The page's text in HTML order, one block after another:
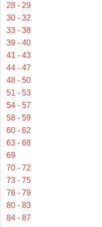
28 - 29
30 - 32
33 - 38
39 - 40
41 - 43
44 - 47
48 - 50
51 - 53
54 - 57
58 - 59
60 - 62
63 - 68
69
70 - 72
73 - 75
76 - 79
80 - 83
84 - 87